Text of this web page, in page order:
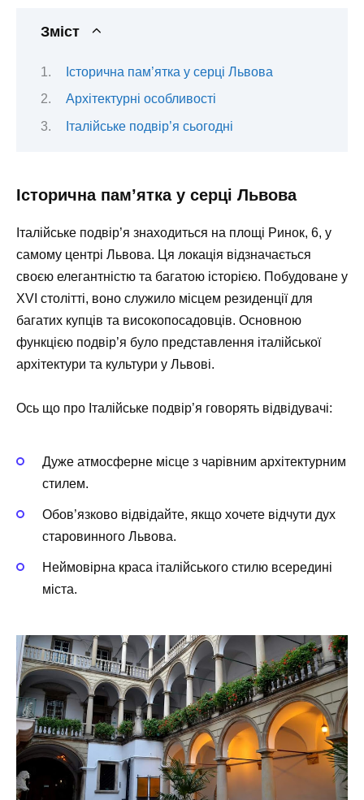
Зміст
Історична пам’ятка у серці Львова
Архітектурні особливості
Італійське подвір’я сьогодні
Історична пам’ятка у серці Львова
Італійське подвір’я знаходиться на площі Ринок, 6, у
самому центрі Львова. Ця локація відзначається
своєю елегантністю та багатою історією. Побудоване у
XVI столітті, воно служило місцем резиденції для
багатих купців та високопосадовців. Основною
функцією подвір’я було представлення італійської
архітектури та культури у Львові.
Ось що про Італійське подвір’я говорять відвідувачі:
Дуже атмосферне місце з чарівним архітектурним
стилем.
Обов’язково відвідайте, якщо хочете відчути дух
старовинного Львова.
Неймовірна краса італійського стилю всередині
міста.